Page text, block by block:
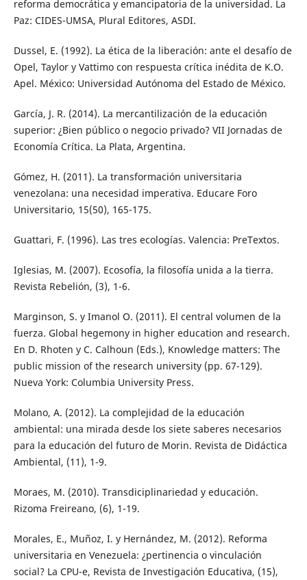
reforma democrática y emancipatoria de la universidad. La
Paz: CIDES-UMSA, Plural Editores, ASDI.
Dussel, E. (1992). La ética de la liberación: ante el desafío de
Opel, Taylor y Vattimo con respuesta crítica inédita de K.O.
Apel. México: Universidad Autónoma del Estado de México.
García, J. R. (2014). La mercantilización de la educación
superior: ¿Bien público o negocio privado? VII Jornadas de
Economía Crítica. La Plata, Argentina.
Gómez, H. (2011). La transformación universitaria
venezolana: una necesidad imperativa. Educare Foro
Universitario, 15(50), 165-175.
Guattari, F. (1996). Las tres ecologías. Valencia: PreTextos.
Iglesias, M. (2007). Ecosofía, la filosofía unida a la tierra.
Revista Rebelión, (3), 1-6.
Marginson, S. y Imanol O. (2011). El central volumen de la
fuerza. Global hegemony in higher education and research.
En D. Rhoten y C. Calhoun (Eds.), Knowledge matters: The
public mission of the research university (pp. 67-129).
Nueva York: Columbia University Press.
Molano, A. (2012). La complejidad de la educación
ambiental: una mirada desde los siete saberes necesarios
para la educación del futuro de Morin. Revista de Didáctica
Ambiental, (11), 1-9.
Moraes, M. (2010). Transdiciplinariedad y educación.
Rizoma Freireano, (6), 1-19.
Morales, E., Muñoz, I. y Hernández, M. (2012). Reforma
universitaria en Venezuela: ¿pertinencia o vinculación
social? La CPU-e, Revista de Investigación Educativa, (15),